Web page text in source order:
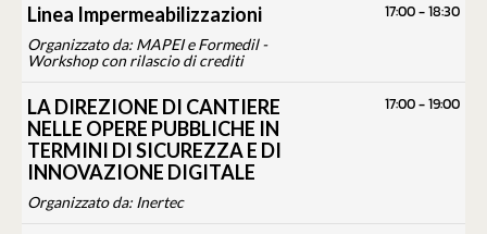
Linea Impermeabilizzazioni
Organizzato da: MAPEI e Formedil -
Workshop con rilascio di crediti
17:00-18:30
LA DIREZIONE DI CANTIERE
NELLE OPERE PUBBLICHE IN
TERMINI DI SICUREZZA E DI
INNOVAZIONE DIGITALE
Organizzato da: Inertec
17:00-19:00